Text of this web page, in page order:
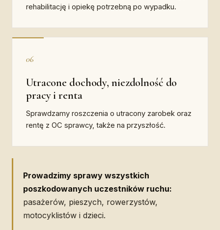
rehabilitację i opiekę potrzebną po wypadku.
06
Utracone dochody, niezdolność do
pracy i renta
Sprawdzamy roszczenia o utracony zarobek oraz
rentę z OC sprawcy, także na przyszłość.
Prowadzimy sprawy wszystkich
poszkodowanych uczestników ruchu:
pasażerów, pieszych, rowerzystów,
motocyklistów i dzieci.